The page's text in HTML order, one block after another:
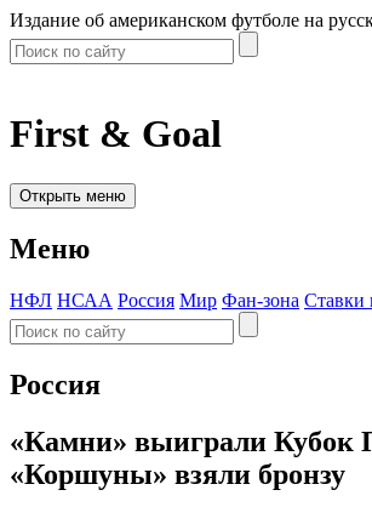
Издание об американском футболе на
First & Goal
Открыть меню
Меню
НФЛ НСАА Россия Мир Фан-зона Ставки
Россия
«Камни» выиграли Кубок
«Коршуны» взяли бронзу